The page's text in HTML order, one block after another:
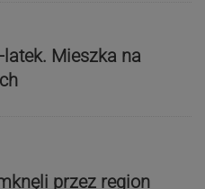
Mieszka na
przez region